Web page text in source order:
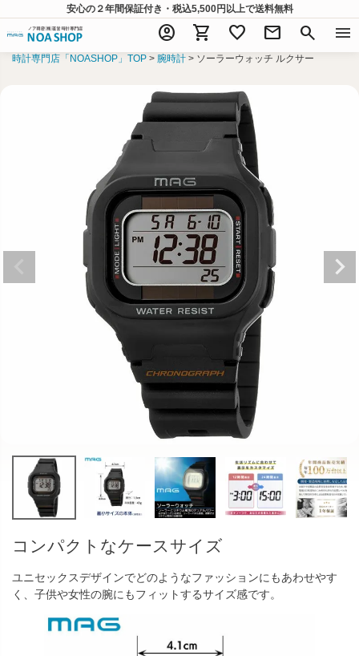
安心の２年間保証付き・税込5,500円以上で送料無料
account_circle shopping_cart favorite mail search menu
時計専門店「NOASHOP」TOP 腕時計 ソーラーウォッチ ルクサー
コンパクトなケースサイズ
ユニセックスデザインでどのようなファッションにもあわせやす
く、子供や女性の腕にもフィットするサイズ感です。